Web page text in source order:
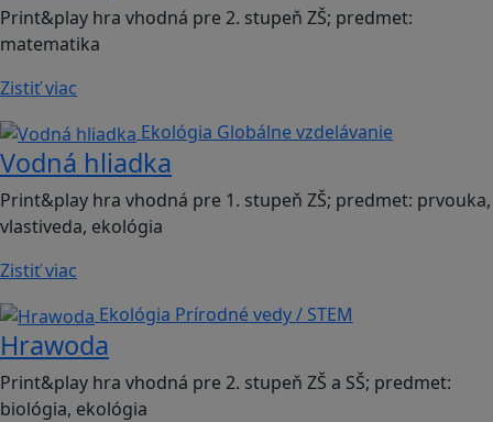
Print&play hra vhodná pre 2. stupeň ZŠ; predmet:
matematika
Zistiť viac
Ekológia Globálne vzdelávanie
Vodná hliadka
Print&play hra vhodná pre 1. stupeň ZŠ; predmet: prvouka,
vlastiveda, ekológia
Zistiť viac
Ekológia Prírodné vedy / STEM
Hrawoda
Print&play hra vhodná pre 2. stupeň ZŠ a SŠ; predmet:
biológia, ekológia